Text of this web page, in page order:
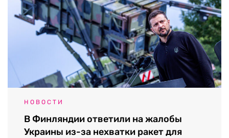
НОВОСТИ
В Финляндии ответили на жалобы
Украины из-за нехватки ракет для